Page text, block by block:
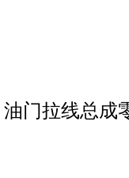
油门拉线总成